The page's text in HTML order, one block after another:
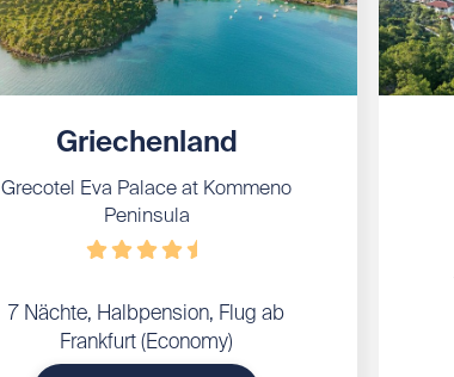
Griechenland
Grecotel Eva Palace at Kommeno
Peninsula
7 Nächte, Halbpension, Flug ab
Frankfurt (Economy)